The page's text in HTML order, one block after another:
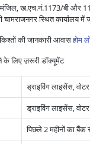
ख.एच.नं.1173/बी और
स्थित
की जानकारी आवासहोम
लिए ज़रूरी डॉक्यूमेंट
ड्राइविंग लाइसेंस,
ड्राइविंग लाइसेंस,
पिछले 2 महीनों का बैंक